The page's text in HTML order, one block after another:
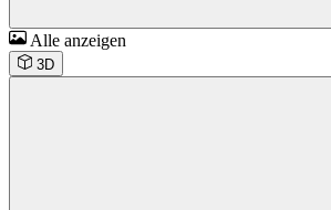
Alle anzeigen
3D